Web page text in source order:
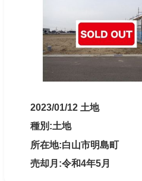
2023/01/12 土地
種別:土地
所在地:白山市明島町
売却月:令和4年5月